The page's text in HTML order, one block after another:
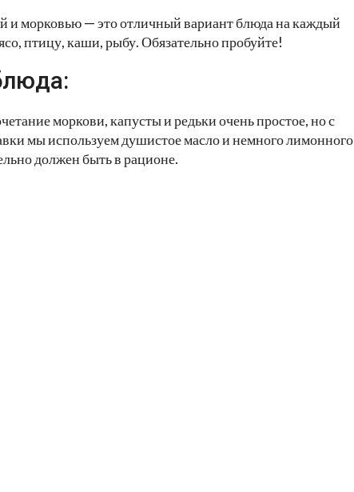
и морковью — это отличный вариант блюда на каждый
птицу, каши, рыбу. Обязательно пробуйте!
моркови, капусты и редьки очень простое, но с
мы используем душистое масло и немного лимонного
должен быть в рационе.